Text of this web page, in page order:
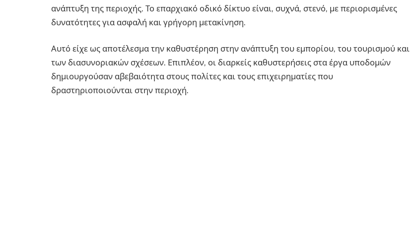
ανάπτυξη της περιοχής. Το επαρχιακό οδικό δίκτυο είναι, συχνά, στενό, με περιορισμένες
δυνατότητες για ασφαλή και γρήγορη μετακίνηση.
Αυτό είχε ως αποτέλεσμα την καθυστέρηση στην ανάπτυξη του εμπορίου, του τουρισμού και
των διασυνοριακών σχέσεων. Επιπλέον, οι διαρκείς καθυστερήσεις στα έργα υποδομών
δημιουργούσαν αβεβαιότητα στους πολίτες και τους επιχειρηματίες που
δραστηριοποιούνται στην περιοχή.